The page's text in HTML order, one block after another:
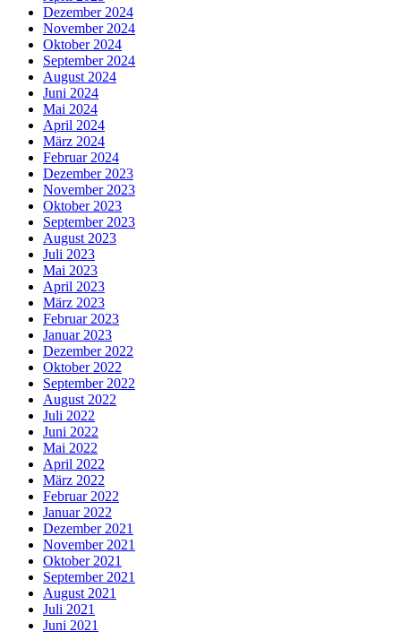
Dezember 2024
November 2024
Oktober 2024
September 2024
August 2024
Juni 2024
Mai 2024
April 2024
März 2024
Februar 2024
Dezember 2023
November 2023
Oktober 2023
September 2023
August 2023
Juli 2023
Mai 2023
April 2023
März 2023
Februar 2023
Januar 2023
Dezember 2022
Oktober 2022
September 2022
August 2022
Juli 2022
Juni 2022
Mai 2022
April 2022
März 2022
Februar 2022
Januar 2022
Dezember 2021
November 2021
Oktober 2021
September 2021
August 2021
Juli 2021
Juni 2021